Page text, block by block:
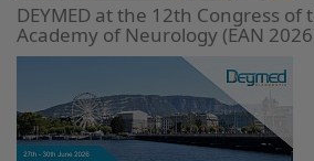
DEYMED at the 12th Congress of
Academy of Neurology (EAN